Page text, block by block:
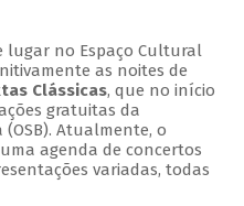
lugar no Espaço Cultural
as noites de
Clássicas, que no início
gratuitas da
Atualmente, o
agenda de concertos
variadas, todas